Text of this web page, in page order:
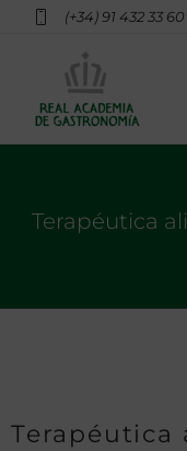
(+34) 91 432 33 60
Terapéutica
Terapéutica